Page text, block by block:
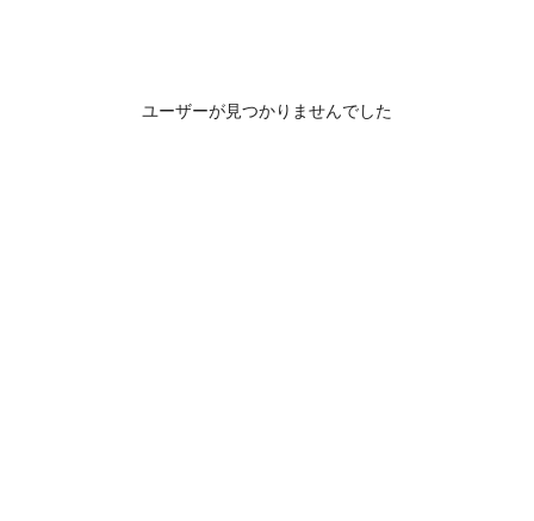
ユーザーが見つかりませんでした